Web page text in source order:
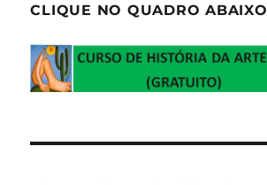
CLIQUE NO QUADRO ABAIXO